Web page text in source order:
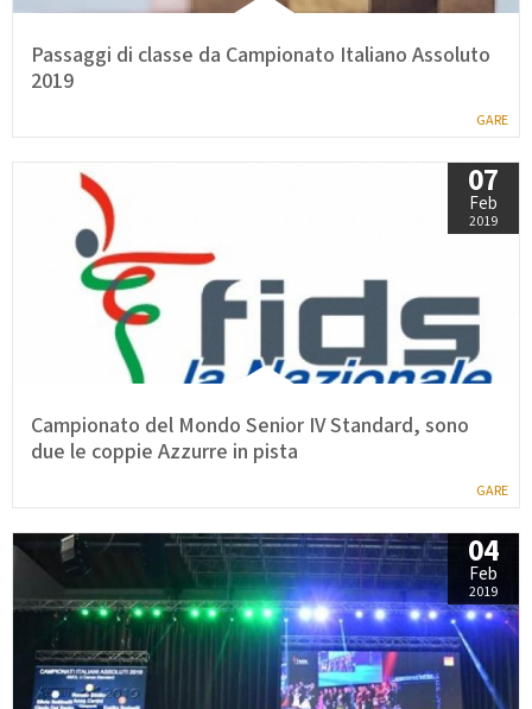
GARE
Passaggi di classe da Campionato Italiano Assoluto
2019
GARE
07
Feb
2019
Campionato del Mondo Senior IV Standard, sono
due le coppie Azzurre in pista
04
Feb
2019